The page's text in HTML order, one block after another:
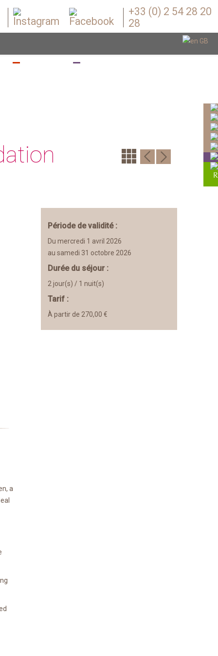
+33 (0) 2 54 28 20
28
Période de validité :
Du mercredi 1 avril 2026
au samedi 31 octobre 2026
Durée du séjour :
2 jour(s) / 1 nuit(s)
Tarif :
À partir de 270,00 €
a